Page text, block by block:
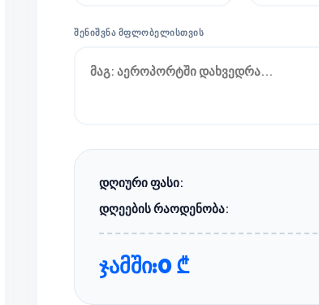
ᲨᲔᲜᲘᲨᲕᲜᲐ ᲛᲤᲚᲝᲑᲔᲚᲘᲡᲗᲕᲘᲡ
დღიური ფასი:
დღეების რაოდენობა:
ჯამში:0 ₾